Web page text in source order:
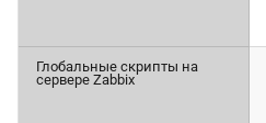
Глобальные скрипты на
сервере Zabbix